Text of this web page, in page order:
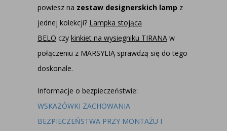
powiesz na zestaw designerskich lamp z
jednej kolekcji? Lampka stojąca
BELO czy kinkiet na wysięgniku TIRANA w
połączeniu z MARSYLIĄ sprawdzą się do tego
doskonale.
Informacje o bezpieczeństwie:
WSKAZÓWKI ZACHOWANIA
BEZPIECZEŃSTWA PRZY MONTAŻU I